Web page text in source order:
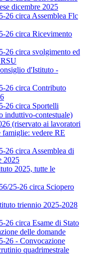
dicembre 2025
26 circa Assemblea Flc
26 circa Ricevimento
26 circa svolgimento ed
RSU
d'Istituto -
26 circa Contributo
26 circa Sportelli
induttivo-contestuale)
(riservato ai lavoratori
famiglie: vedere RE
26 circa Assemblea di
2025
2025, tutte le
25-26 circa Sciopero
triennio 2025-2028
26 circa Esame di Stato
delle domande
26 - Convocazione
quadrimestrale